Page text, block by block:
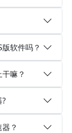
软件吗？
嘛？
？